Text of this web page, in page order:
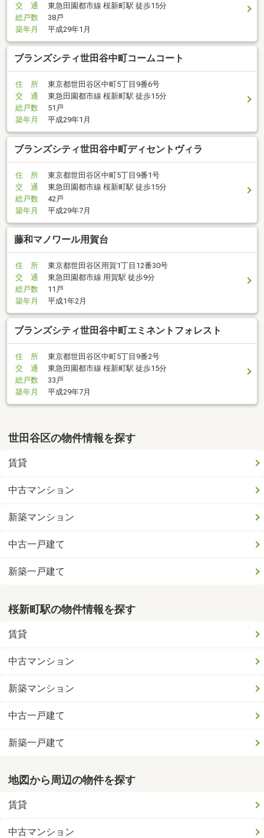
交 通
東急田園都市線 桜新町駅 徒歩15分
総戸数
38戸
築年月
平成29年1月
ブランズシティ世田谷中町コームコート
住 所
東京都世田谷区中町5丁目9番6号
交 通
東急田園都市線 桜新町駅 徒歩15分
総戸数
51戸
築年月
平成29年1月
ブランズシティ世田谷中町ディセントヴィラ
住 所
東京都世田谷区中町5丁目9番1号
交 通
東急田園都市線 桜新町駅 徒歩15分
総戸数
42戸
築年月
平成29年7月
藤和マノワール用賀台
住 所
東京都世田谷区用賀1丁目12番30号
交 通
東急田園都市線 用賀駅 徒歩9分
総戸数
11戸
築年月
平成1年2月
ブランズシティ世田谷中町エミネントフォレスト
住 所
東京都世田谷区中町5丁目9番2号
交 通
東急田園都市線 桜新町駅 徒歩15分
総戸数
33戸
築年月
平成29年7月
世田谷区の物件情報を探す
賃貸
中古マンション
新築マンション
中古一戸建て
新築一戸建て
桜新町駅の物件情報を探す
賃貸
中古マンション
新築マンション
中古一戸建て
新築一戸建て
地図から周辺の物件を探す
賃貸
中古マンション